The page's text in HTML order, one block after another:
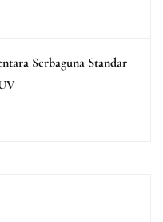
Serbaguna Standar